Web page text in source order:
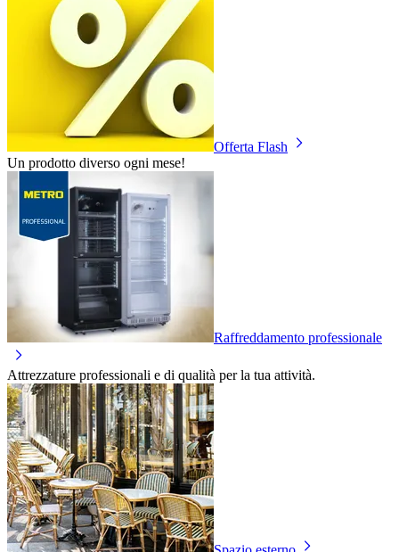
Offerta Flash
Un prodotto diverso ogni mese!
Raffreddamento professionale
Attrezzature professionali e di qualità per la tua attività.